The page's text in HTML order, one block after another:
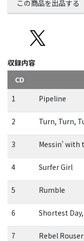
この商品を出品する
収録内容
CD
1
Pipeline
2 Turn, Turn,
3 Messin' with
4 Surfer Girl
5 Rumble
6 Shortest
7 Rebel Rouser